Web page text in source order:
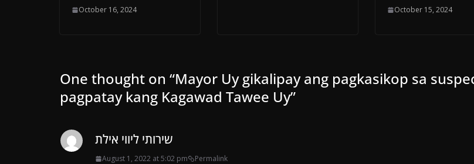
October 16, 2024 October 15, 2024
One thought on “Mayor Uy gikalipay ang pagkasikop sa
pagpatay kang Kagawad Tawee Uy”
שירותי ליווי אילת
August 1, 2022 at 5:02 pm Permalink